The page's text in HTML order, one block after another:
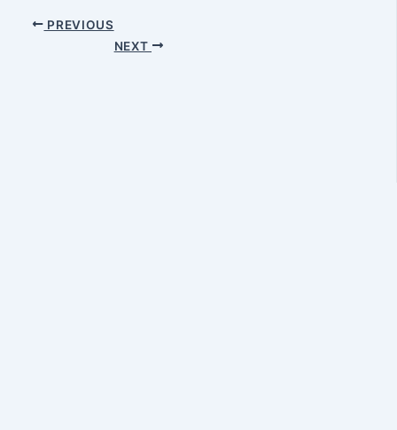
PREVIOUS
NEXT